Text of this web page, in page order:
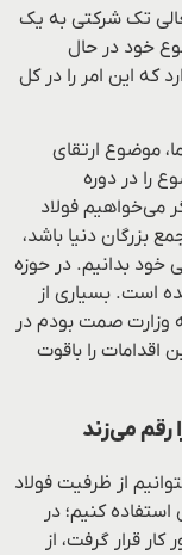
تک شرکتی به یک
خود در حال
این امر را در کل
موضوع ارتقای
را در دوره
می‌خواهیم فولاد
بزرگان دنیا باشد،
خود بدانیم. در حوزه
است. بسیاری از
وزارت صمت بودم در
اقدامات را باقوت
رقم می‌زند
از ظرفیت فولاد
کنیم؛ در
قرار گرفت، از